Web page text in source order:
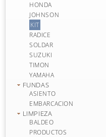
HONDA
JOHNSON
KIT
RADICE
SOLDAR
SUZUKI
TIMON
YAMAHA
FUNDAS
ASIENTO
EMBARCACION
LIMPIEZA
BALDEO
PRODUCTOS